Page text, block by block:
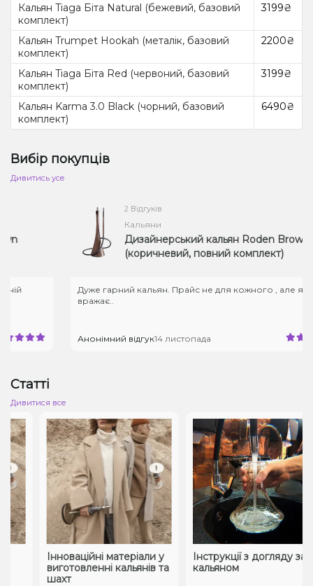
Кальян Tiaga Біта Natural (бежевий, базовий
комплект)
3199₴
Кальян Trumpet Hookah (металік, базовий
комплект)
2200₴
Кальян Tiaga Біта Red (червоний, базовий
комплект)
3199₴
Кальян Karma 3.0 Black (чорний, базовий
комплект)
6490₴
Вибір покупців
Дивитись усе
2 Відгуків
Кальяни
Дизайнерський кальян Roden Brown
(коричневий, повний комплект)
Дуже гарний кальян. Прайс не для кожного , але якість
вражає..
Анонімний відгук14 листопада
Статті
Дивитися все
Інноваційні матеріали у
виготовленні кальянів та
шахт
Інструкції з догляду за
кальяном